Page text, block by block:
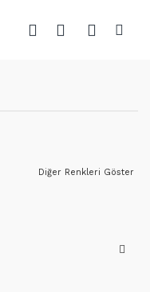
Diğer Renkleri Göster